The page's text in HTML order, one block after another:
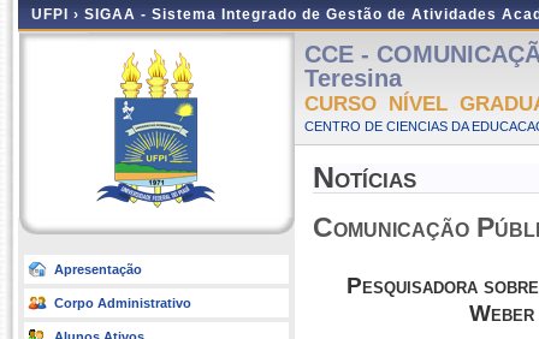
UFPI › SIGAA - Sistema Integrado de Gestão de Atividades
Apresentação
Corpo Administrativo
CCE -
Teresina
CURSO NÍVEL
CENTRO DE CIENCIAS DA
Notícias
Comunicação
Pesquisadora
Weber